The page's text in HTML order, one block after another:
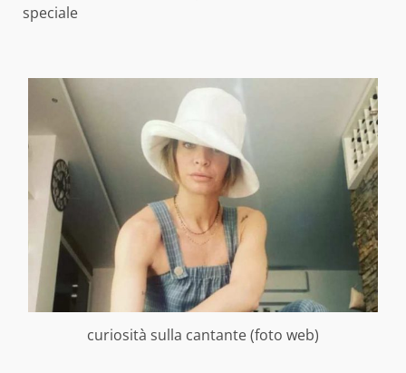
speciale
curiosità sulla cantante (foto web)